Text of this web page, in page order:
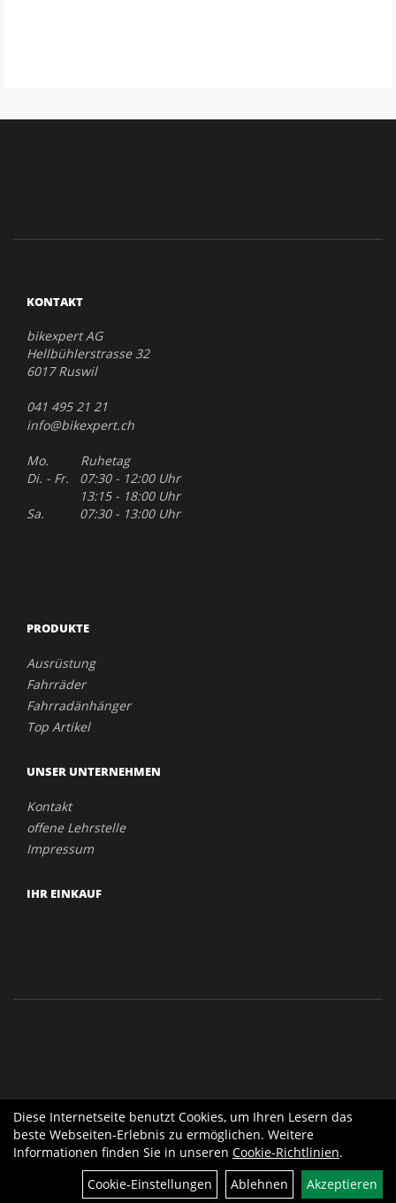
KONTAKT
bikexpert AG
Hellbühlerstrasse 32
6017 Ruswil
041 495 21 21
info@bikexpert.ch
Mo. Ruhetag
Di. - Fr. 07:30 - 12:00 Uhr
13:15 - 18:00 Uhr
Sa. 07:30 - 13:00 Uhr
PRODUKTE
Ausrüstung
Fahrräder
Fahrradänhänger
Top Artikel
UNSER UNTERNEHMEN
Kontakt
offene Lehrstelle
Impressum
IHR EINKAUF
Diese Internetseite benutzt Cookies, um Ihren Lesern das
beste Webseiten-Erlebnis zu ermöglichen. Weitere
Informationen finden Sie in unseren Cookie-Richtlinien.
Cookie-Einstellungen
Ablehnen Akzeptieren